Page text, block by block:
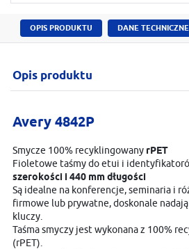
OPIS PRODUKTU DANE TECHNICZNE
Opis produktu
Avery 4842P
Smycze 100% recyklingowany rPET
Fioletowe taśmy do etui i
szerokości i 440 mm długości
Są idealne na konferencje, seminaria i
firmowe lub prywatne, doskonale
kluczy.
Taśma smyczy jest wykonana z 100%
(rPET).